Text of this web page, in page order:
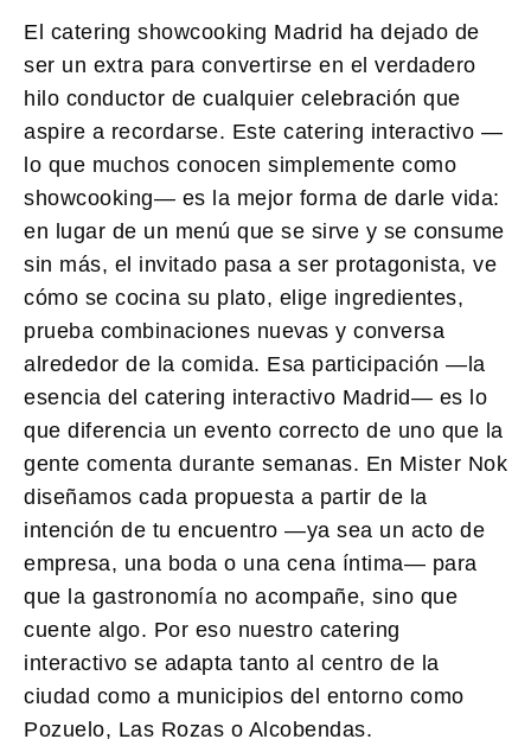
El catering showcooking Madrid ha dejado de
ser un extra para convertirse en el verdadero
hilo conductor de cualquier celebración que
aspire a recordarse. Este catering interactivo —
lo que muchos conocen simplemente como
showcooking— es la mejor forma de darle vida:
en lugar de un menú que se sirve y se consume
sin más, el invitado pasa a ser protagonista, ve
cómo se cocina su plato, elige ingredientes,
prueba combinaciones nuevas y conversa
alrededor de la comida. Esa participación —la
esencia del catering interactivo Madrid— es lo
que diferencia un evento correcto de uno que la
gente comenta durante semanas. En Mister Nok
diseñamos cada propuesta a partir de la
intención de tu encuentro —ya sea un acto de
empresa, una boda o una cena íntima— para
que la gastronomía no acompañe, sino que
cuente algo. Por eso nuestro catering
interactivo se adapta tanto al centro de la
ciudad como a municipios del entorno como
Pozuelo, Las Rozas o Alcobendas.